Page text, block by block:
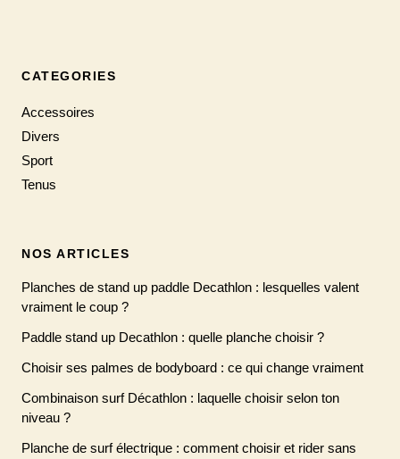
CATEGORIES
Accessoires
Divers
Sport
Tenus
NOS ARTICLES
Planches de stand up paddle Decathlon : lesquelles valent
vraiment le coup ?
Paddle stand up Decathlon : quelle planche choisir ?
Choisir ses palmes de bodyboard : ce qui change vraiment
Combinaison surf Décathlon : laquelle choisir selon ton
niveau ?
Planche de surf électrique : comment choisir et rider sans